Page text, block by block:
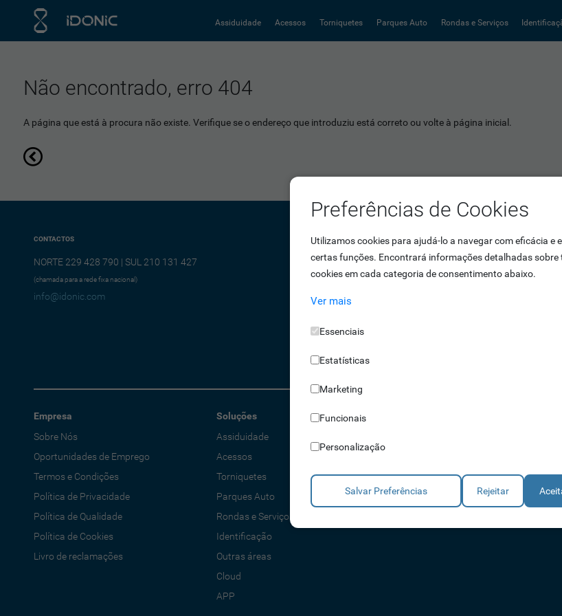
Assiduidade Acessos Torniquetes Parques Auto Rondas e Serviços
Não encontrado, erro 404
A página que está à procura não existe. Verifique se o endereço que introduziu está correto ou volte à página inicial.
CONTACTOS
NORTE 229 428 790 | SUL 210 131 427
(chamada para a rede fixa nacional)
info@idonic.com
Empresa
Sobre Nós
Oportunidades de Emprego
Termos e Condições
Política de Privacidade
Política de Qualidade
Política de Cookies
Livro de reclamações
Soluções
Assiduidade
Acessos
Torniquetes
Parques Auto
Rondas e Serviços
Identificação
Outras áreas
Cloud
APP
Integradores
Preferências de Cookies
Utilizamos cookies para ajudá-lo a navegar com eficácia e
certas funções. Encontrará informações detalhadas sobre
cookies em cada categoria de consentimento abaixo.
Ver mais
Essenciais
Estatísticas
Marketing
Funcionais
Personalização
Salvar Preferências Rejeitar